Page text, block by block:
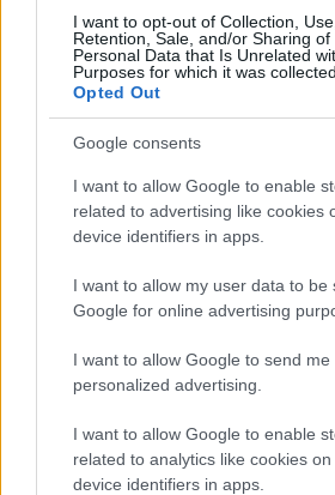
I want to opt-out of Collection, Use,
Retention, Sale, and/or Sharing of
Personal Data that Is Unrelated
Purposes for which it was collected.
Opted Out
Google consents
I want to allow Google to enable
related to advertising like cookies
device identifiers in apps.
I want to allow my user data to be
Google for online advertising
I want to allow Google to send me
personalized advertising.
I want to allow Google to enable
related to analytics like cookies
device identifiers in apps.
I nostri cari
I nostri cari
Giovannimaria Cabras